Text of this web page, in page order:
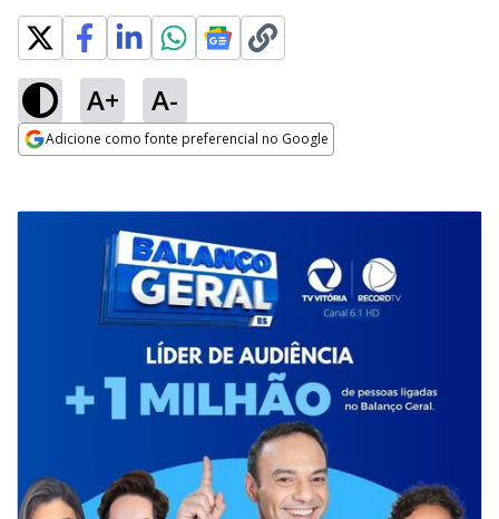
A+ A-
Adicione como fonte preferencial no Google